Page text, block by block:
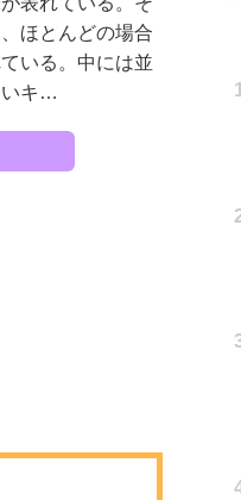
ほとんどの場合
いる。中には並
いキ…